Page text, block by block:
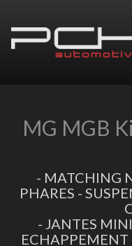
MG MGB
- MATCHING
PHARES -
- JANTES
ECHAPPEMENT